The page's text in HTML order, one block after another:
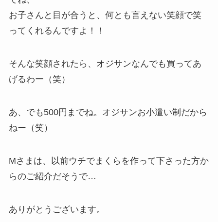
お子さんと目が合うと、何とも言えない笑顔で笑
ってくれるんですよ！！
そんな笑顔されたら、オジサンなんでも買ってあ
げるわー（笑）
あ、でも500円までね。オジサンお小遣い制だから
ねー（笑）
Mさまは、以前ウチでまくらを作って下さった方か
らのご紹介だそうで…
ありがとうございます。